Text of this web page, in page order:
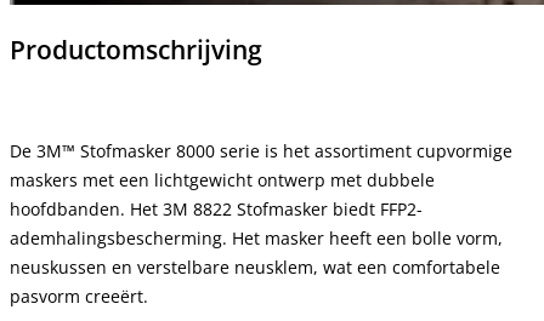
Productomschrijving
De 3M™ Stofmasker 8000 serie is het assortiment cupvormige
maskers met een lichtgewicht ontwerp met dubbele
hoofdbanden. Het 3M 8822 Stofmasker biedt FFP2-
ademhalingsbescherming. Het masker heeft een bolle vorm,
neuskussen en verstelbare neusklem, wat een comfortabele
pasvorm creeërt.